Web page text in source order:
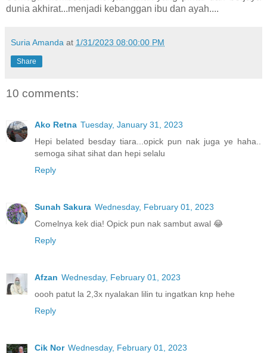
dunia akhirat...menjadi kebanggan ibu dan ayah....
Suria Amanda at 1/31/2023 08:00:00 PM
Share
10 comments:
Ako Retna Tuesday, January 31, 2023
Hepi belated besday tiara...opick pun nak juga ye haha..
semoga sihat sihat dan hepi selalu
Reply
Sunah Sakura Wednesday, February 01, 2023
Comelnya kek dia! Opick pun nak sambut awal 😂
Reply
Afzan Wednesday, February 01, 2023
oooh patut la 2,3x nyalakan lilin tu ingatkan knp hehe
Reply
Cik Nor Wednesday, February 01, 2023